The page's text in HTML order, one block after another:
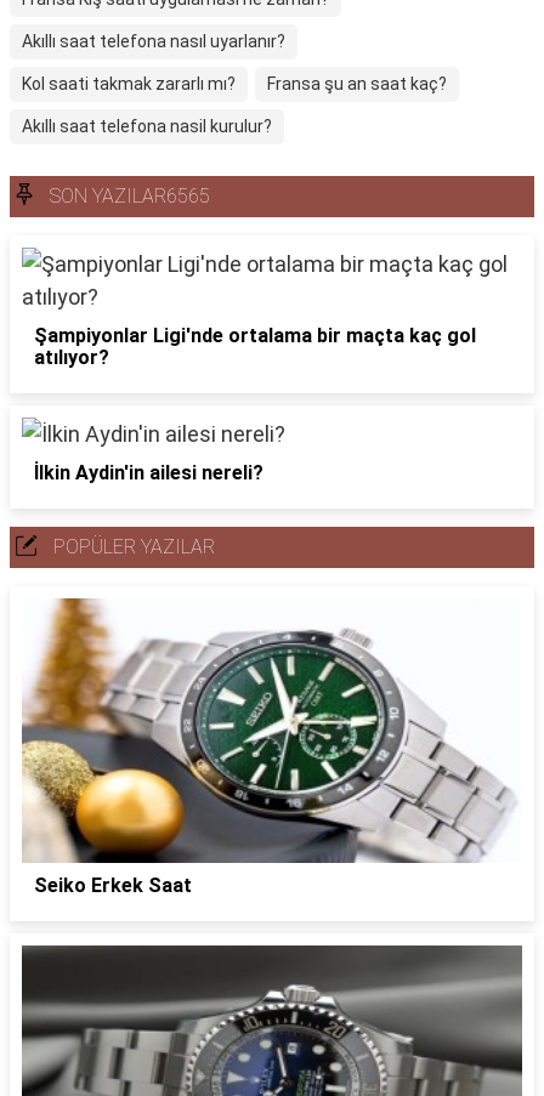
Akıllı saat telefona nasıl uyarlanır?
Kol saati takmak zararlı mı? Fransa şu an saat kaç?
Akıllı saat telefona nasil kurulur?
SON YAZILAR6565
Şampiyonlar Ligi'nde ortalama bir maçta kaç gol
atılıyor?
İlkin Aydin'in ailesi nereli?
POPÜLER YAZILAR
Seiko Erkek Saat